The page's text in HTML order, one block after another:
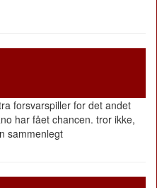
forsvarspiller for det andet
har fået chancen. tror ikke,
sammenlegt